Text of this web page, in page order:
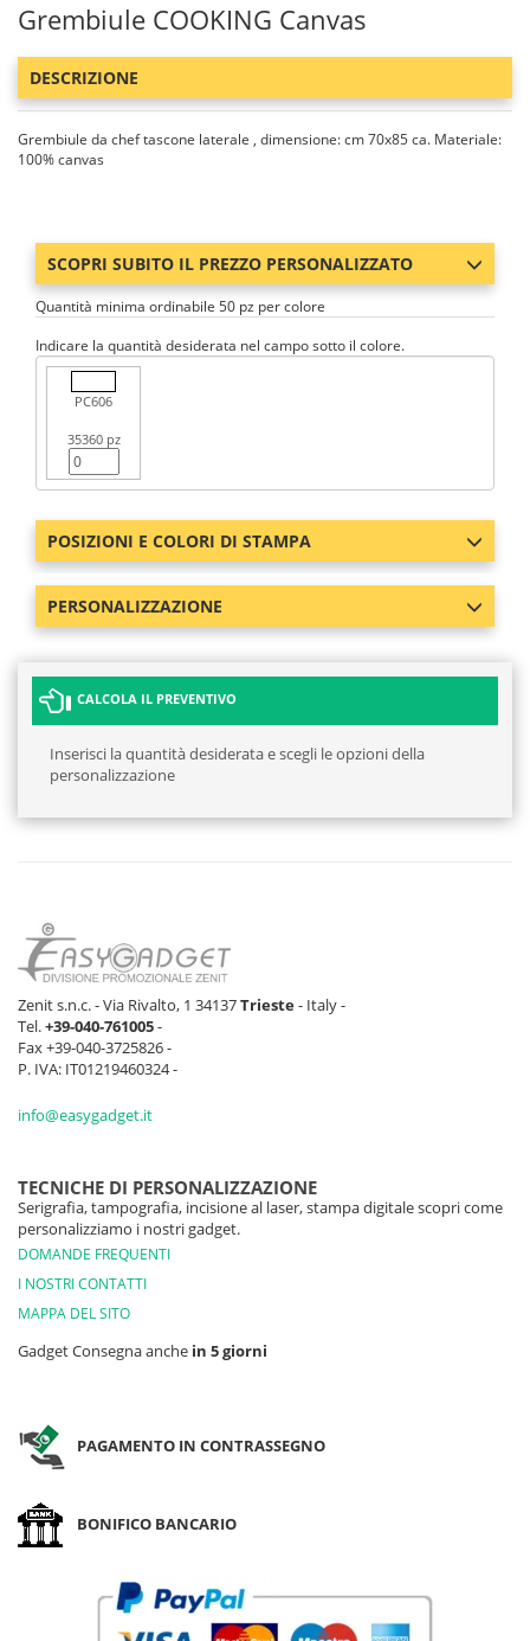
Grembiule COOKING Canvas
DESCRIZIONE
Grembiule da chef tascone laterale , dimensione: cm 70x85 ca. Materiale:
100% canvas
SCOPRI SUBITO IL PREZZO PERSONALIZZATO
Quantità minima ordinabile 50 pz per colore
Indicare la quantità desiderata nel campo sotto il colore.
PC606
35360 pz
POSIZIONI E COLORI DI STAMPA
PERSONALIZZAZIONE
CALCOLA IL PREVENTIVO
Inserisci la quantità desiderata e scegli le opzioni della
personalizzazione
Zenit s.n.c. - Via Rivalto, 1 34137Trieste- Italy -
Tel.+39-040-761005-
Fax +39-040-3725826 -
P. IVA: IT01219460324 -
info@easygadget.it
TECNICHE DI PERSONALIZZAZIONE
Serigrafia, tampografia, incisione al laser, stampa digitale scopri come
personalizziamo i nostri gadget.
DOMANDE FREQUENTI
I NOSTRI CONTATTI
MAPPA DEL SITO
Gadget Consegna anche in 5 giorni
PAGAMENTO IN CONTRASSEGNO
BONIFICO BANCARIO